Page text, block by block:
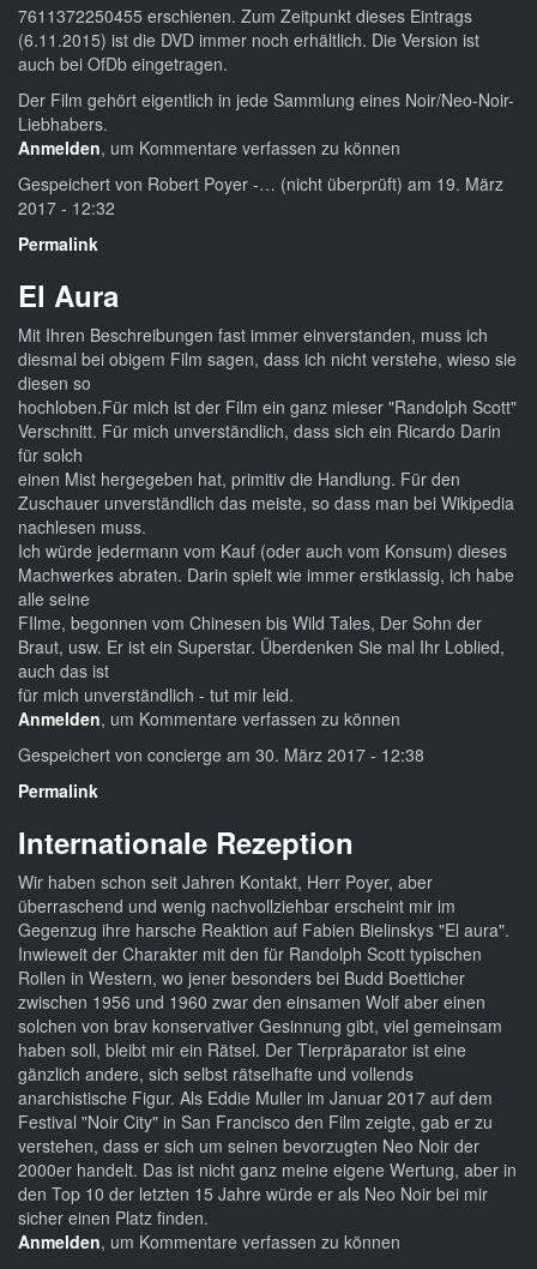
7611372250455 erschienen. Zum Zeitpunkt dieses Eintrags
(6.11.2015) ist die DVD immer noch erhältlich. Die Version ist
auch bei OfDb eingetragen.
Der Film gehört eigentlich in jede Sammlung eines Noir/Neo-Noir-
Liebhabers.
Anmelden, um Kommentare verfassen zu können
Gespeichert von Robert Poyer -… (nicht überprüft) am 19. März
2017 - 12:32
Permalink
El Aura
Mit Ihren Beschreibungen fast immer einverstanden, muss ich
diesmal bei obigem Film sagen, dass ich nicht verstehe, wieso sie
diesen so
hochloben.Für mich ist der Film ein ganz mieser "Randolph Scott"
Verschnitt. Für mich unverständlich, dass sich ein Ricardo Darin
für solch
einen Mist hergegeben hat, primitiv die Handlung. Für den
Zuschauer unverständlich das meiste, so dass man bei Wikipedia
nachlesen muss.
Ich würde jedermann vom Kauf (oder auch vom Konsum) dieses
Machwerkes abraten. Darin spielt wie immer erstklassig, ich habe
alle seine
FIlme, begonnen vom Chinesen bis Wild Tales, Der Sohn der
Braut, usw. Er ist ein Superstar. Überdenken Sie mal Ihr Loblied,
auch das ist
für mich unverständlich - tut mir leid.
Anmelden, um Kommentare verfassen zu können
Gespeichert von concierge am 30. März 2017 - 12:38
Permalink
Internationale Rezeption
Wir haben schon seit Jahren Kontakt, Herr Poyer, aber
überraschend und wenig nachvollziehbar erscheint mir im
Gegenzug ihre harsche Reaktion auf Fabien Bielinskys "El aura".
Inwieweit der Charakter mit den für Randolph Scott typischen
Rollen in Western, wo jener besonders bei Budd Boetticher
zwischen 1956 und 1960 zwar den einsamen Wolf aber einen
solchen von brav konservativer Gesinnung gibt, viel gemeinsam
haben soll, bleibt mir ein Rätsel. Der Tierpräparator ist eine
gänzlich andere, sich selbst rätselhafte und vollends
anarchistische Figur. Als Eddie Muller im Januar 2017 auf dem
Festival "Noir City" in San Francisco den Film zeigte, gab er zu
verstehen, dass er sich um seinen bevorzugten Neo Noir der
2000er handelt. Das ist nicht ganz meine eigene Wertung, aber in
den Top 10 der letzten 15 Jahre würde er als Neo Noir bei mir
sicher einen Platz finden.
Anmelden, um Kommentare verfassen zu können